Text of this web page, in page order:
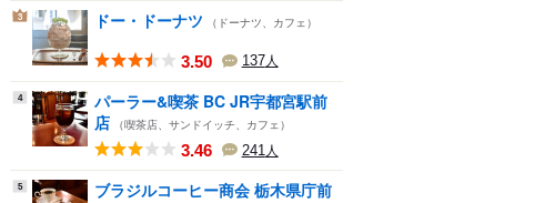
3 ドー・ドーナツ （ドーナツ、カフェ）
3.50 137人
4
パーラー&喫茶 BC JR宇都宮駅前
店 （喫茶店、サンドイッチ、カフェ）
3.46 241 人
5
ブラジルコーヒー商会 栃木県庁前